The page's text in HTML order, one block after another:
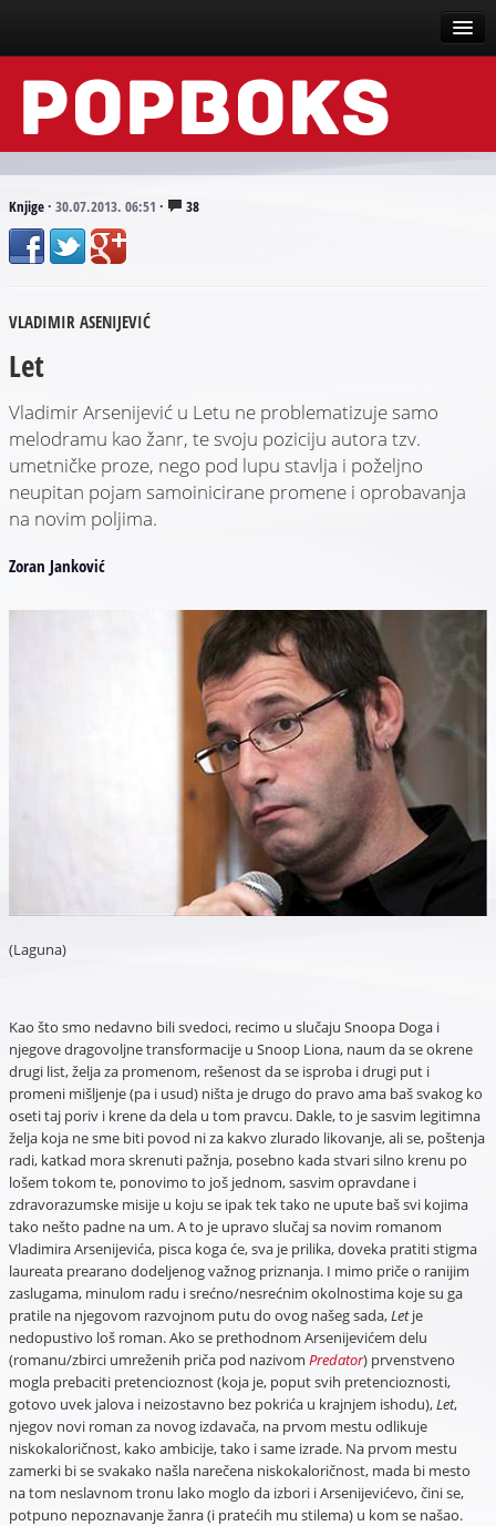
Vesti
Događaji
Tekstovi
Scena
Arhive
Knjige· 30.07.2013. 06:51 · 38
VLADIMIR ASENIJEVIĆ
Let
Vladimir Arsenijević u Letu ne problematizuje samo
melodramu kao žanr, te svoju poziciju autora tzv.
umetničke proze, nego pod lupu stavlja i poželjno
neupitan pojam samoinicirane promene i oprobavanja
na novim poljima.
Zoran Janković
(Laguna)
Kao što smo nedavno bili svedoci, recimo u slučaju Snoopa Doga i
njegove dragovoljne transformacije u Snoop Liona, naum da se okrene
drugi list, želja za promenom, rešenost da se isproba i drugi put i
promeni mišljenje (pa i usud) ništa je drugo do pravo ama baš svakog ko
oseti taj poriv i krene da dela u tom pravcu. Dakle, to je sasvim legitimna
želja koja ne sme biti povod ni za kakvo zlurado likovanje, ali se, poštenja
radi, katkad mora skrenuti pažnja, posebno kada stvari silno krenu po
lošem tokom te, ponovimo to još jednom, sasvim opravdane i
zdravorazumske misije u koju se ipak tek tako ne upute baš svi kojima
tako nešto padne na um. A to je upravo slučaj sa novim romanom
Vladimira Arsenijevića, pisca koga će, sva je prilika, doveka pratiti stigma
laureata prearano dodeljenog važnog priznanja. I mimo priče o ranijim
zaslugama, minulom radu i srećno/nesrećnim okolnostima koje su ga
pratile na njegovom razvojnom putu do ovog našeg sada,Letje
nedopustivo loš roman. Ako se prethodnom Arsenijevićem delu
(romanu/zbirci umreženih priča pod nazivom Predator) prvenstveno
mogla prebaciti pretencioznost (koja je, poput svih pretencioznosti,
gotovo uvek jalova i neizostavno bez pokrića u krajnjem ishodu),Let,
njegov novi roman za novog izdavača, na prvom mestu odlikuje
niskokaloričnost, kako ambicije, tako i same izrade. Na prvom mestu
zamerki bi se svakako našla narečena niskokaloričnost, mada bi mesto
na tom neslavnom tronu lako moglo da izbori i Arsenijevićevo, čini se,
potpuno nepoznavanje žanra (i pratećih mu stilema) u kom se našao.